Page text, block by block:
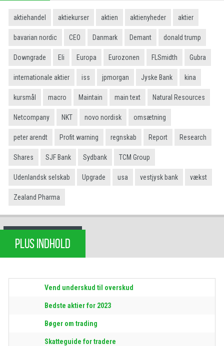
aktiehandel aktiekurser aktien aktienyheder aktier
bavarian nordic CEO Danmark Demant donald trump
Downgrade Eli Europa Eurozonen FLSmidth Gubra
internationale aktier iss jpmorgan Jyske Bank kina
kursmål macro Maintain main text Natural Resources
Netcompany NKT novo nordisk omsætning
peter arendt Profit warning regnskab Report Research
Shares SJF Bank Sydbank TCM Group
Udenlandsk selskab Upgrade usa vestjysk bank vækst
Zealand Pharma
PLUS INDHOLD
Vend underskud til overskud
Bedste aktier for 2023
Bøger om trading
Skatteguide for tradere